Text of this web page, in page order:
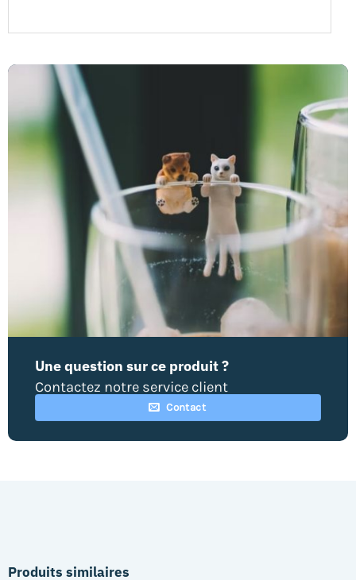
Une question sur ce produit ?
Contactez notre service client
Contact
Produits similaires